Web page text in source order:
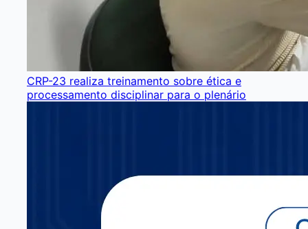
CRP-23 realiza treinamento sobre ética e
processamento disciplinar para o plenário